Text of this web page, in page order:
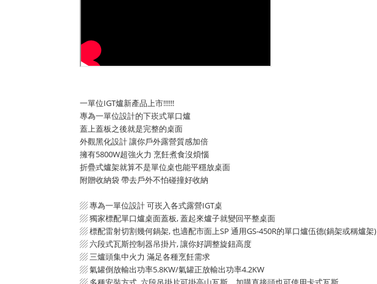
一單位IGT爐新產品上市!!!!!!
專為一單位設計的下崁式單口爐
蓋上蓋板之後就是完整的桌面
外觀黑化設計 讓你戶外露營質感加倍
擁有5800W超強火力 烹飪煮食沒煩惱
折疊式爐架就算不是單位桌也能平穩放桌面
附贈收納袋 帶去戶外不怕碰撞好收納
▨ 專為一單位設計 可崁入各式露營IGT桌
▨ 獨家標配單口爐桌面蓋板, 蓋起來爐子就變回平整桌面
▨ 標配雷射切割幾何鍋架, 也適配市面上SP 通用GS-450R的單口爐伍德(鍋架或稱爐架)
▨ 六段式瓦斯控制器吊掛片, 讓你好調整旋鈕高度
▨ 三爐頭集中火力 滿足各種烹飪需求
▨ 氣罐倒放輸出功率5.8KW/氣罐正放輸出功率4.2KW